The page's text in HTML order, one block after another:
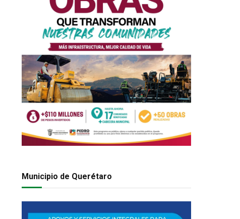
Municipio de Querétaro